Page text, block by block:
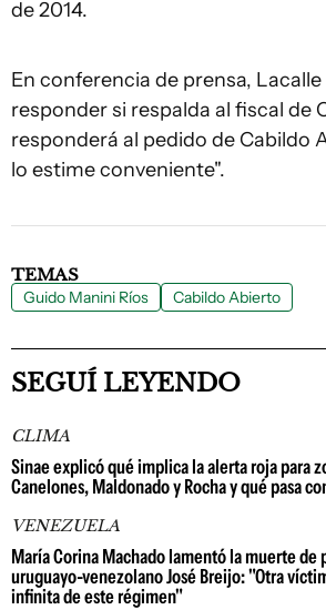
de 2014.
En conferencia de prensa,
responder si respalda al fiscal de
responderá al pedido de Cabildo
lo estime conveniente".
TEMAS
Guido Manini Ríos Cabildo Abierto
SEGUÍ LEYENDO
CLIMA
Sinae explicó qué implica la alerta roja para
Canelones, Maldonado y Rocha y qué pasa
VENEZUELA
María Corina Machado lamentó la muerte
uruguayo-venezolano José Breijo: "Otra
infinita de este régimen"